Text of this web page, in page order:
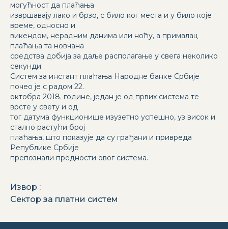
могућност да плаћања
извршавају лако и брзо, с било ког места и у било које
време, односно и
викендом, нерадним данима или ноћу, а прималац
плаћања та новчана
средства добија за даље располагање у свега неколико
секунди.
Систем за инстант плаћања Народне банке Србије
почео је с радом 22.
октобра 2018. године, један је од првих система те
врсте у свету и од
тог датума функционише изузетно успешно, уз висок и
стално растући број
плаћања, што показује да су грађани и привреда
Републике Србије
препознали предности овог система.
Извор :
Сектор за платни систем